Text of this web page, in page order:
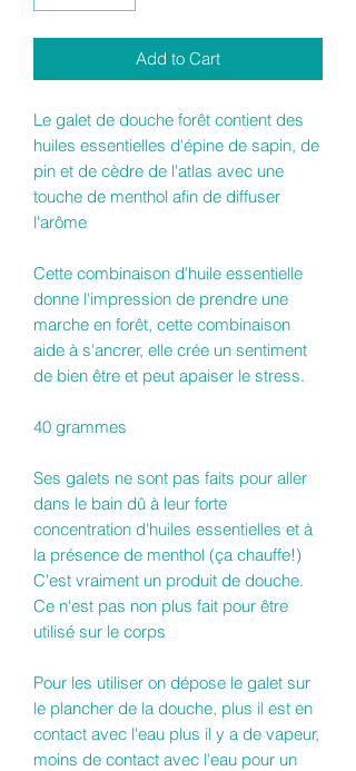
Add to Cart
Le galet de douche forêt contient des
huiles essentielles d'épine de sapin, de
pin et de cèdre de l'atlas avec une
touche de menthol afin de diffuser
l'arôme
Cette combinaison d'huile essentielle
donne l'impression de prendre une
marche en forêt, cette combinaison
aide à s'ancrer, elle crée un sentiment
de bien être et peut apaiser le stress.
40 grammes
Ses galets ne sont pas faits pour aller
dans le bain dû à leur forte
concentration d'huiles essentielles et à
la présence de menthol (ça chauffe!)
C'est vraiment un produit de douche.
Ce n'est pas non plus fait pour être
utilisé sur le corps
Pour les utiliser on dépose le galet sur
le plancher de la douche, plus il est en
contact avec l'eau plus il y a de vapeur,
moins de contact avec l'eau pour un